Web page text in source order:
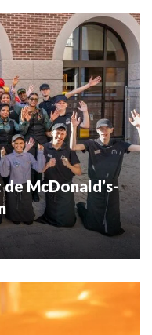
McDonald’s-